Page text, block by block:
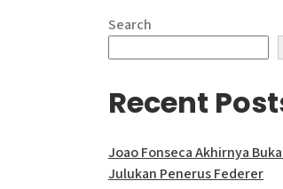
Search
Recent
Joao Fonseca Akhirnya
Julukan Penerus Federer